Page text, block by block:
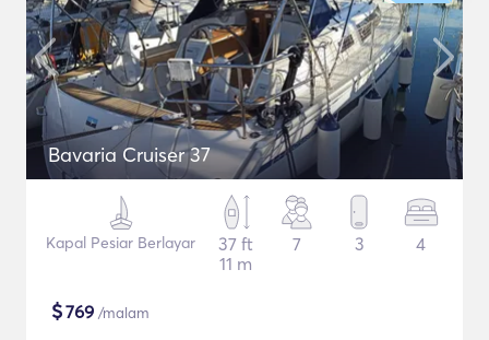
Bavaria Cruiser 37
Kapal Pesiar Berlayar
37 ft
11 m
7 3 4
$769 /malam